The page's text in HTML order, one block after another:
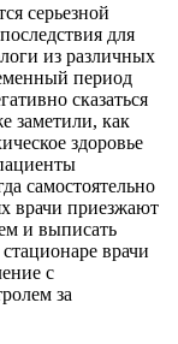
серьезной
для
из различных
период
сказаться
заметили, как
здоровье
самостоятельно
врачи приезжают
и выписать
врачи
с
за